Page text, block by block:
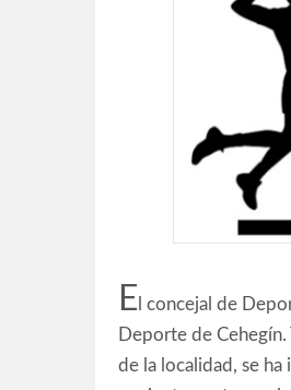
E l concejal de
Deporte de
de la localidad, se